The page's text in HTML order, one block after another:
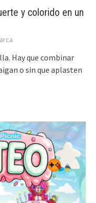
y colorido en un
Hay que combinar
o sin que aplasten